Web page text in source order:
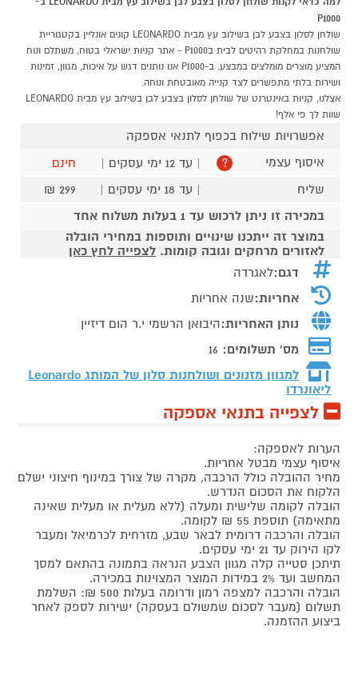
P1000
שולחן לסלון בצבע לבן בשילוב עץ מבית LEONARDO קונים אונליין בקטגוריית
שולחנות במחלקת רהיטים לבית בP1000 - אתר קניות ישראלי בטוח, משתלם ונוח
המציע מוצרים מומלצים במבצע. ב-P1000 אנו נותנים דגש על איכות, מגוון, זמינות
ושירות בלתי מתפשרים לצד קנייה מאובטחת ונוחה.
אצלנו, קניות באינטרנט של שולחן לסלון בצבע לבן בשילוב עץ מבית LEONARDO
שוות לך פי אלף!
אפשרויות שילוח בכפוף לתנאי אספקה
איסוף עצמי
? | עד 12 ימי עסקים |
חינם
שליח
| עד 18 ימי עסקים |
299 ₪
במכירה זו ניתן לרכוש עד 1 בעלות משלוח אחד
במוצר זה ייתכנו שינויים ותוספות במחירי הובלה
לאזורים מרחקים וגובה קומות. לצפייה לחץ כאן
דגם:לאגרדה
אחריות:שנה אחריות
נותן האחריות:היבואן הרשמי י.ר הום דיזיין
מס' תשלומים: 16
למגוון מזנונים ושולחנות סלון של המותג Leonardo
ליאונרדו
לצפייה בתנאי אספקה
הערות לאספקה:
איסוף עצמי מבטל אחריות.
מחיר ההובלה כולל הרכבה, מקרה של צורך במינוף חיצוני ישלם
הלקוח את הסכום הנדרש.
הובלה לקומה שלישית ומעלה (ללא מעלית או מעלית שאינה
מתאימה) תוספת 55 ₪ לקומה.
הובלה והרכבה דרומית לבאר שבע, מזרחית לכרמיאל ומעבר
לקו הירוק עד 21 ימי עסקים.
תיתכן סטייה קלה מגוון הצבע הנראה בתמונה בהתאם למסך
המחשב ועד 2% במידות המוצר המצוינות במכירה.
הובלה והרכבה למצפה רמון ודרומה בעלות 500 ₪: השלמת
תשלום (מעבר לסכום שמשולם בעסקה) ישירות לספק לאחר
ביצוע ההזמנה.